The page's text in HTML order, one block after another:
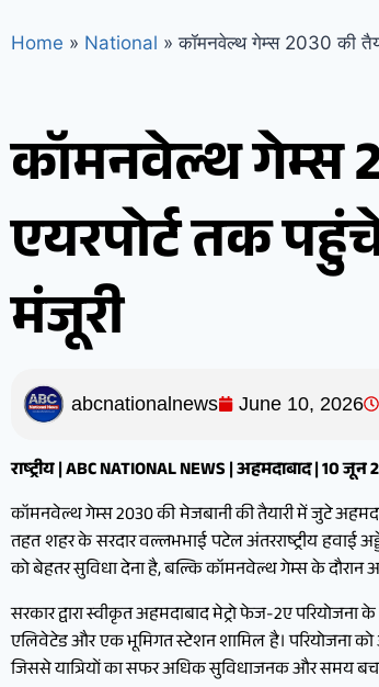
Home » National » कॉमनवेल्थ गेम्स 2030 की
कॉमनवेल्थ गेम्स
एयरपोर्ट तक
मंजूरी
abcnationalnews June 10, 2026
राष्ट्रीय | ABC NATIONAL NEWS | अहमदाबाद | 10 जून
कॉमनवेल्थ गेम्स 2030 की मेजबानी की तैयारी में जुटे
तहत शहर के सरदार वल्लभभाई पटेल अंतरराष्ट्रीय हवाई
को बेहतर सुविधा देना है, बल्कि कॉमनवेल्थ गेम्स के दौरान
सरकार द्वारा स्वीकृत अहमदाबाद मेट्रो फेज-2ए
एलिवेटेड और एक भूमिगत स्टेशन शामिल है। परियोजना को
जिससे यात्रियों का सफर अधिक सुविधाजनक और समय